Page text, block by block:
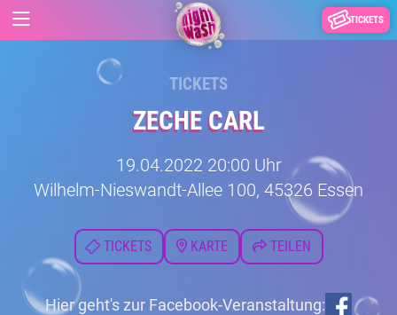
TICKETS
TICKETS
ZECHE CARL
19.04.2022 20:00 Uhr
Wilhelm-Nieswandt-Allee 100, 45326 Essen
TICKETS KARTE TEILEN
Hier geht's zur Facebook-Veranstaltung: